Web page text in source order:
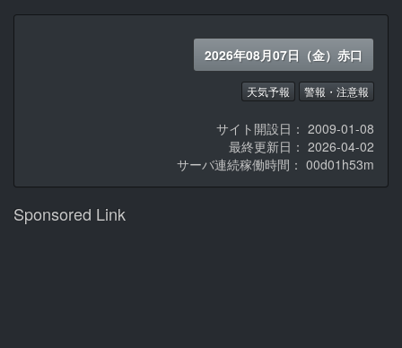
2026年08月07日（金）赤口
天気予報 警報・注意報
サイト開設日： 2009-01-08
最終更新日： 2026-04-02
サーバ連続稼働時間： 00d01h53m
Sponsored Link